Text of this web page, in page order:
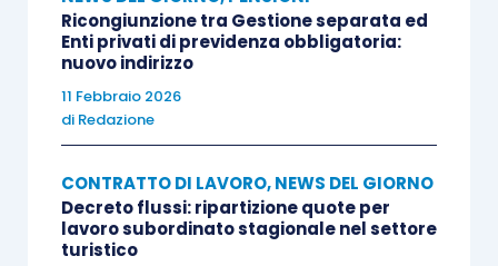
Ricongiunzione tra Gestione separata ed
Enti privati di previdenza obbligatoria:
nuovo indirizzo
11 Febbraio 2026
di Redazione
CONTRATTO DI LAVORO,NEWS DEL GIORNO
Decreto flussi: ripartizione quote per
lavoro subordinato stagionale nel settore
turistico